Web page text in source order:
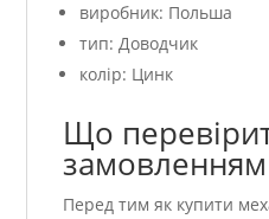
виробник: Польша
тип: Доводчик
колір: Цинк
Що
замовленням
Перед тим як купити